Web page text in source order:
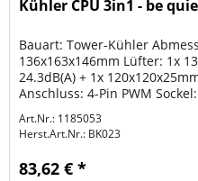
Kühler CPU 3in1 - be
Bauart: Tower-Kühler
136x163x146mm Lüfter: 1x
24.3dB(A) + 1x
Anschluss: 4-Pin PWM Sockel:
Art.Nr.: 1185053
Herst.Art.Nr.: BK023
83,62 € *